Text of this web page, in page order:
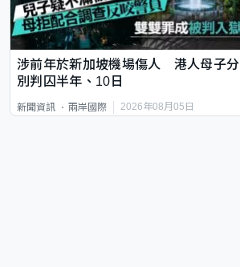
涉前年於新加坡機場傷人 港人母子分
別判囚半年、10日
新聞資訊 兩岸國際 2026年08月05日